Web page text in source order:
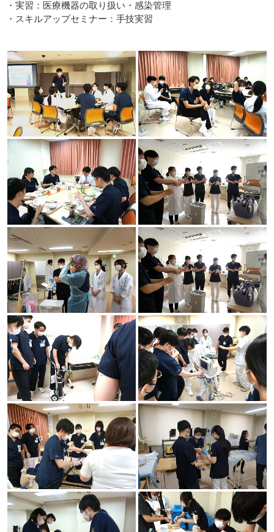
・実習：医療機器の取り扱い・感染管理
・スキルアップセミナー：手技実習